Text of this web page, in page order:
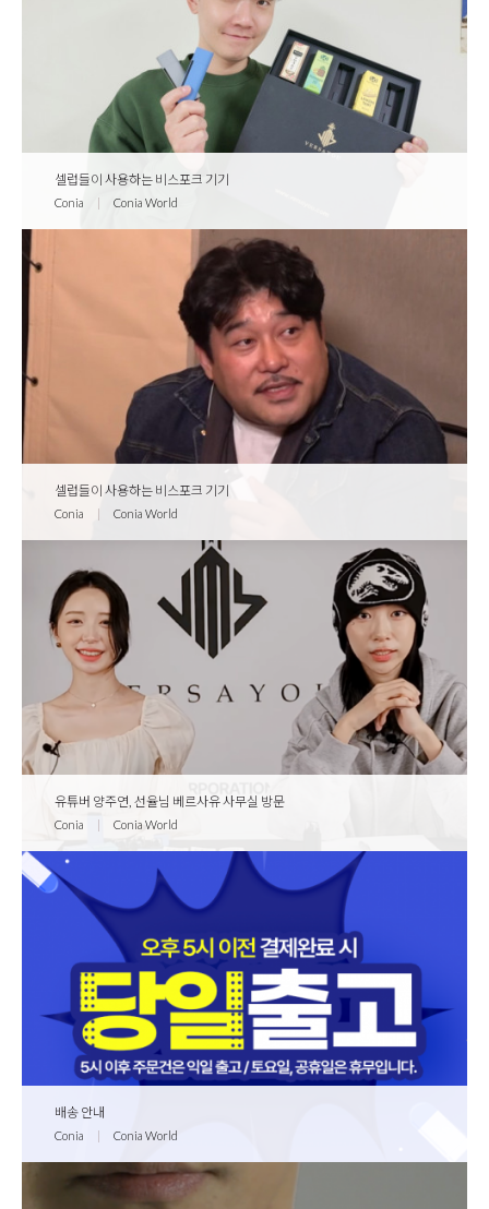
셀럽들이 사용하는 비스포크 기기
Conia | Conia World
셀럽들이 사용하는 비스포크 기기
Conia | Conia World
유튜버 양주연, 선율님 베르사유 사무실 방문
Conia | Conia World
배송 안내
Conia | Conia World